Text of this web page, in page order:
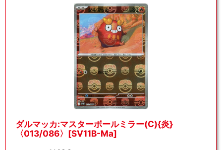
ダルマッカ:マスターボールミラー(C){炎}
〈013/086〉[SV11B-Ma]